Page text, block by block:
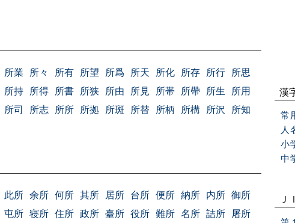
所業 所々 所有 所望 所爲 所天 所化 所存 所行
所思
所持 所得 所書 所狭 所由 所見 所帯 所帶 所生
所用
所司 所志 所所 所拠 所斑 所替 所柄 所構 所沢
所知
此所 余所 何所 其所 居所 台所 便所 納所 内所 御所
屯所 寝所 住所 政所 臺所 役所 難所 名所 詰所
屠所
漢
常
人
小
中
Ｊ